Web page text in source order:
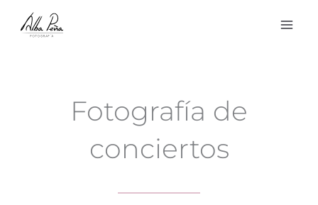
contenido
Fotografía de
conciertos